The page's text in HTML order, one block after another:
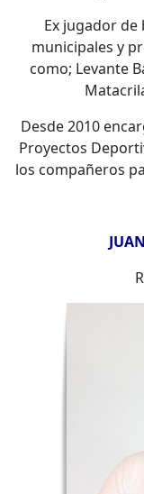
Ex jugador
municipales y
como; Levante
Desde 2010
Proyectos
los compañeros